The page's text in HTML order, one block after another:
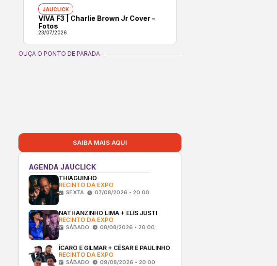
JAUCLICK
VIVA F3 | Charlie Brown Jr Cover -
Fotos
23/07/2026
OUÇA O PONTO DE PARADA
SAIBA MAIS AQUI
AGENDA JAUCLICK
THIAGUINHO
RECINTO DA EXPO
SEXTA 07/08/2026 • 20:00
NATHANZINHO LIMA + ELIS JUSTI
RECINTO DA EXPO
SÁBADO 08/08/2026 • 20:00
ÍCARO E GILMAR + CÉSAR E PAULINHO
RECINTO DA EXPO
SÁBADO 09/08/2026 • 20:00